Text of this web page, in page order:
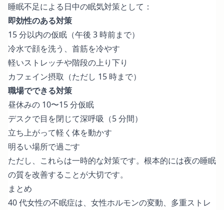
睡眠不足による日中の眠気対策として：
即効性のある対策
15 分以内の仮眠（午後 3 時前まで）
冷水で顔を洗う、首筋を冷やす
軽いストレッチや階段の上り下り
カフェイン摂取（ただし 15 時まで）
職場でできる対策
昼休みの 10〜15 分仮眠
デスクで目を閉じて深呼吸（5 分間）
立ち上がって軽く体を動かす
明るい場所で過ごす
ただし、これらは一時的な対策です。根本的には夜の睡眠
の質を改善することが大切です。
まとめ
40 代女性の不眠症は、女性ホルモンの変動、多重ストレ